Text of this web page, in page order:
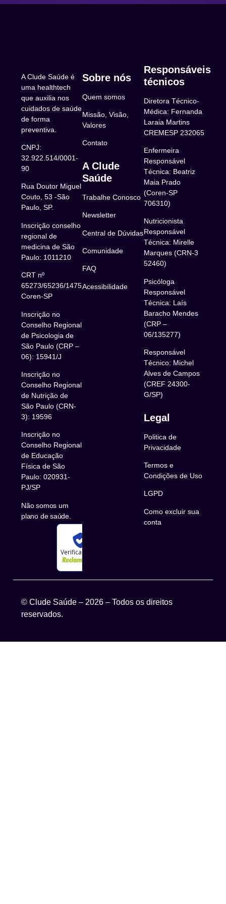
A Clude Saúde é
uma healthtech
que auxilia nos
cuidados de saúde
de forma
preventiva.
CNPJ:
32.922.514/0001-
90
Rua Doutor Miguel
Couto, 53 -São
Paulo, SP.
Inscrição conselho
regional de
medicina de São
Paulo: 1011210
CRT nº
65273/65236/147516
Coren-SP
Inscrição no
Conselho Regional
de Psicologia de
São Paulo (CRP –
06): 15941/J
Inscrição no
Conselho Regional
de Nutrição de
São Paulo (CRN-
3): 19596
Inscrição no
Conselho Regional
de Educação
Física de São
Paulo: 020931-
PJ/SP
Não somos um
plano de saúde.
Verificada por
Sobre nós
Quem somos
Missão, Visão,
Valores
Contato
A Clude
Saúde
Trabalhe Conosco
Newsletter
Central de Dúvidas
Comunidade
FAQ
Acessibilidade
Responsáveis
técnicos
Diretora Técnico-
Médica: Fernanda
Laraia Martins
CREMESP 232065
Enfermeira
Responsável
Técnica: Beatriz
Maia Prado
(Coren-SP
706310)
Nutricionista
Responsável
Técnica: Mirelle
Marques (CRN-3
52460)
Psicóloga
Responsável
Técnica: Laís
Baracho Mendes
(CRP –
06/135277)
Responsável
Técnico: Michel
Alves de Campos
(CREF 24300-
G/SP)
Legal
Politica de
Privacidade
Termos e
Condições de Uso
LGPD
Como excluir sua
conta
© Clude Saúde – 2026 – Todos os direitos
reservados.